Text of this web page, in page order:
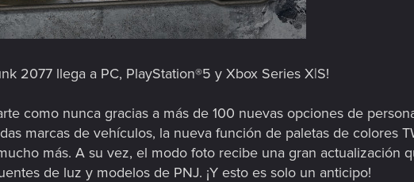
2077 llega a PC, PlayStation®5 y Xbox Series X|S!
como nunca gracias a más de 100 nuevas opciones de
marcas de vehículos, la nueva función de paletas de colores
más. A su vez, el modo foto recibe una gran actualización
de luz y modelos de PNJ. ¡Y esto es solo un anticipo!